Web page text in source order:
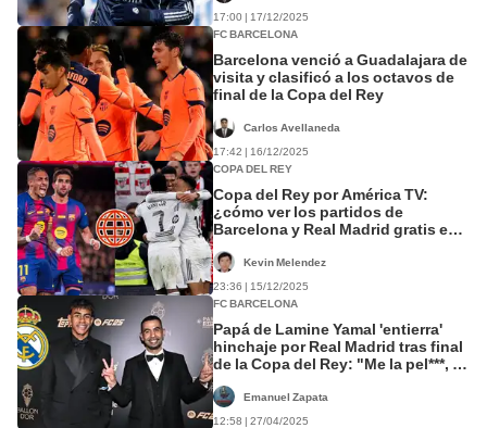
17:00 | 17/12/2025
FC BARCELONA
Barcelona venció a Guadalajara de
visita y clasificó a los octavos de
final de la Copa del Rey
Carlos Avellaneda
17:42 | 16/12/2025
COPA DEL REY
Copa del Rey por América TV:
¿cómo ver los partidos de
Barcelona y Real Madrid gratis en
Kevin Melendez
23:36 | 15/12/2025
FC BARCELONA
Papá de Lamine Yamal 'entierra'
hinchaje por Real Madrid tras final
de la Copa del Rey: "Me la pel***, el
Emanuel Zapata
12:58 | 27/04/2025